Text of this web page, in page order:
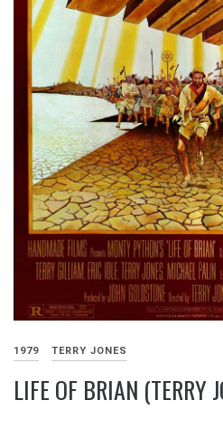
1979 TERRY JONES
LIFE OF BRIAN (TERRY